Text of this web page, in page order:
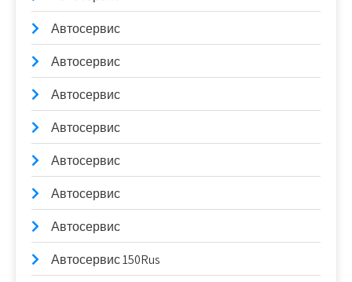
Автосервис
Автосервис
Автосервис
Автосервис
Автосервис
Автосервис
Автосервис
Автосервис 150Rus